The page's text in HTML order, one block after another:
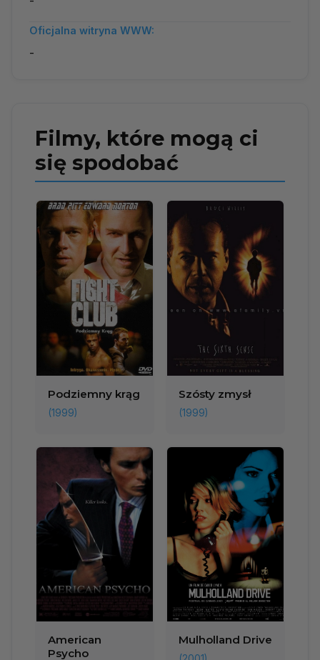
Oficjalna witryna WWW:
-
Filmy, które mogą ci
się spodobać
Podziemny krąg
(1999)
Szósty zmysł
(1999)
American
Psycho
Mulholland Drive